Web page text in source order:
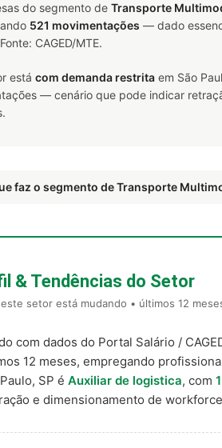
do segmento de Transporte
521 movimentações — dado
CAGED/MTE.
está com demanda restrita em São
— cenário que pode indicar
faz o segmento de Transporte
& Tendências do Setor
setor está mudando • últimos 12
com dados do Portal Salário /
12 meses, empregando
SP é Auxiliar de logistica, com
e dimensionamento de